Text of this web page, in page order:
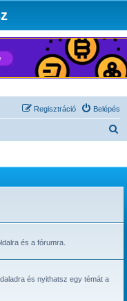
Belépés
Regisztráció
és a fórumra.
és nyithatsz egy témát a